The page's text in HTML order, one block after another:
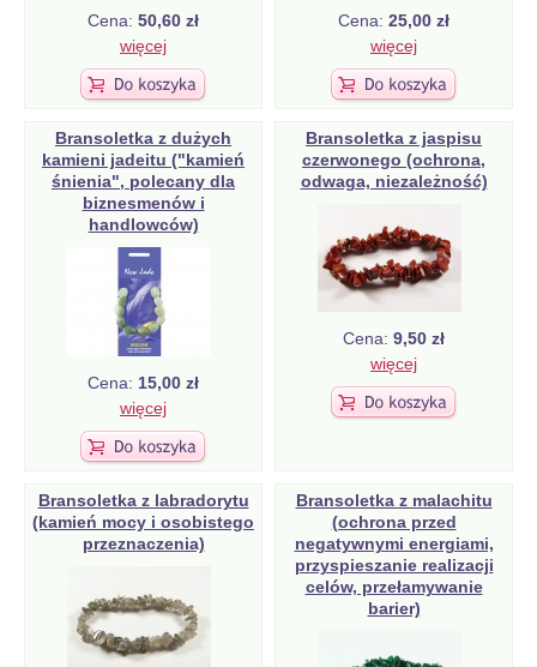
Cena: 50,60 zł
więcej
Cena: 25,00 zł
więcej
Bransoletka z dużych
kamieni jadeitu ("kamień
śnienia", polecany dla
biznesmenów i
handlowców)
Cena: 15,00 zł
więcej
Bransoletka z jaspisu
czerwonego (ochrona,
odwaga, niezależność)
Cena: 9,50 zł
więcej
Bransoletka z labradorytu
(kamień mocy i osobistego
przeznaczenia)
Bransoletka z malachitu
(ochrona przed
negatywnymi energiami,
przyspieszanie realizacji
celów, przełamywanie
barier)